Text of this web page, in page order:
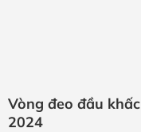
Vòng đeo đầu
2024